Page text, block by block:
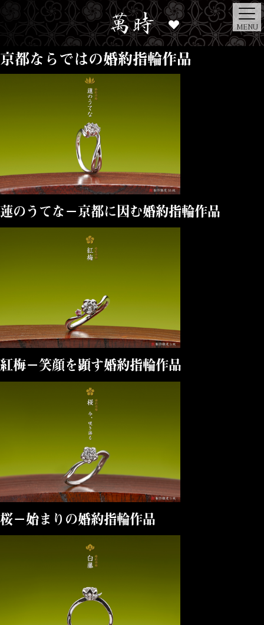
MENU
京都ならではの婚約指輪作品
蓮のうてな－京都に因む婚約指輪作品
紅梅－笑顔を顕す婚約指輪作品
桜－始まりの婚約指輪作品